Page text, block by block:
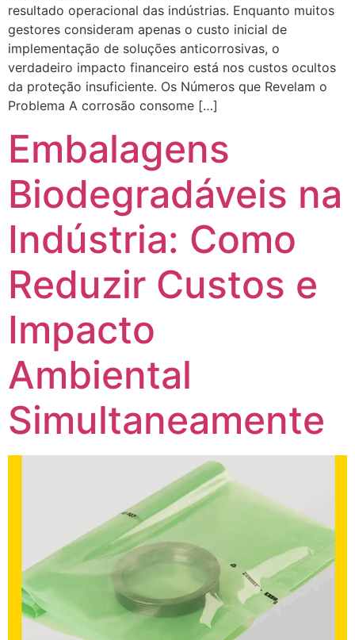
resultado operacional das indústrias. Enquanto muitos
gestores consideram apenas o custo inicial de
implementação de soluções anticorrosivas, o
verdadeiro impacto financeiro está nos custos ocultos
da proteção insuficiente. Os Números que Revelam o
Problema A corrosão consome […]
Embalagens
Biodegradáveis na
Indústria: Como
Reduzir Custos e
Impacto
Ambiental
Simultaneamente